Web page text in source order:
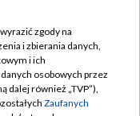
zgody na
i zbierania danych,
i ich
osobowych przez
dalej również „TVP”),
Zaufanych